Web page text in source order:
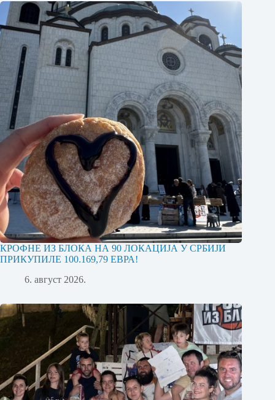
КРОФНЕ ИЗ БЛОКА НА 90 ЛОКАЦИЈА У СРБИЈИ
ПРИКУПИЛЕ 100.169,79 ЕВРА!
6. август 2026.